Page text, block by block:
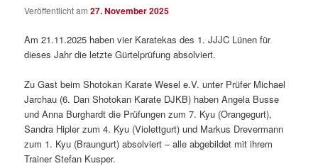
Veröffentlicht am27. November 2025
Am 21.11.2025 haben vier Karatekas des 1. JJJC Lünen für
dieses Jahr die letzte Gürtelprüfung absolviert.
Zu Gast beim Shotokan Karate Wesel e.V. unter Prüfer Michael
Jarchau (6. Dan Shotokan Karate DJKB) haben Angela Busse
und Anna Burghardt die Prüfungen zum 7. Kyu (Orangegurt),
Sandra Hipler zum 4. Kyu (Violettgurt) und Markus Drevermann
zum 1. Kyu (Braungurt) absolviert – alle abgebildet mit ihrem
Trainer Stefan Kusper.